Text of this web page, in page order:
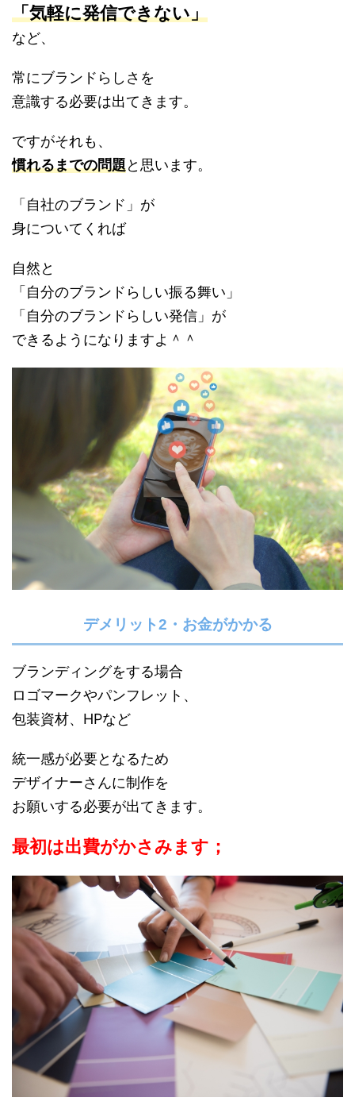
「気軽に発信できない」
など、
常にブランドらしさを
意識する必要は出てきます。
ですがそれも、
慣れるまでの問題と思います。
「自社のブランド」が
身についてくれば
自然と
「自分のブランドらしい振る舞い」
「自分のブランドらしい発信」が
できるようになりますよ＾＾
デメリット2・お金がかかる
ブランディングをする場合
ロゴマークやパンフレット、
包装資材、HPなど
統一感が必要となるため
デザイナーさんに制作を
お願いする必要が出てきます。
最初は出費がかさみます；